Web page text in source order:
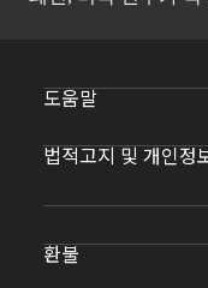
도움말
법적고지 및 개인정
환불